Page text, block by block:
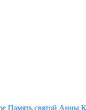
Память святой Анны